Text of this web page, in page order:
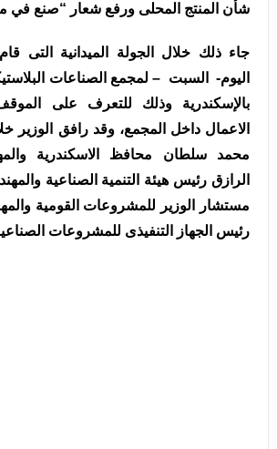
شأن المنتج المحلى ورفع شعار “صنع في
جاء ذلك خلال الجولة الميدانية التى
اليوم- السبت – لمجمع الصناعات
بالإسكندرية وذلك للتعرف على
الاعمال داخل المجمع، وقد رافق الوزير
محمد سلطان محافظ الاسكندرية
الرازق رئيس هيئة التنمية الصناعية
مستشار الوزير للمشروعات القومية
رئيس الجهاز التنفيذى للمشروعات الصناعية